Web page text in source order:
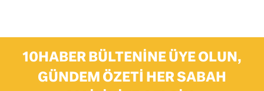
10HABER BÜLTENINE ÜYE OLUN,
GÜNDEM ÖZETI HER SABAH